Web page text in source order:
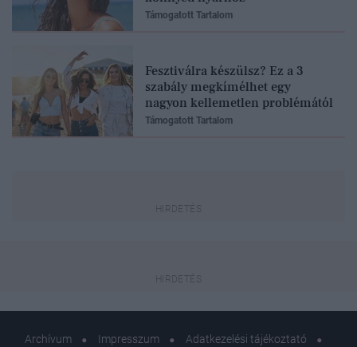
Támogatott Tartalom
Fesztiválra készülsz? Ez a 3
szabály megkímélhet egy
nagyon kellemetlen problémától
Támogatott Tartalom
Archívum Impresszum
Adatkezelési tájékoztató